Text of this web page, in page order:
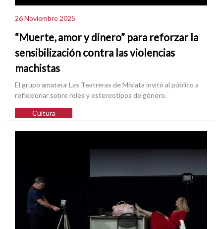
26 Noviembre 2025
“Muerte, amor y dinero” para reforzar la
sensibilización contra las violencias
machistas
El grupo amateur Las Teatreras de Mislata invitó al público a
reflexionar sobre roles y estereotipos de género.
Cultura